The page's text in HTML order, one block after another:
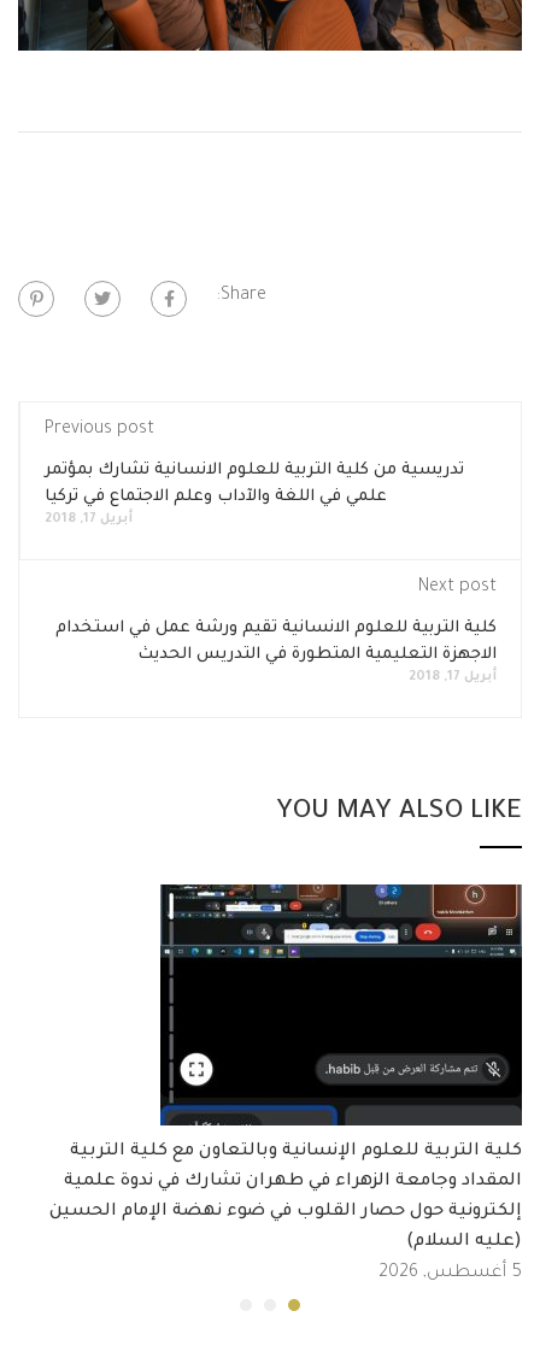
Share:
Previous post
تدريسية من كلية التربية للعلوم الانسانية تشارك بمؤتمر
علمي في اللغة والآداب وعلم الاجتماع في تركيا
أبريل 17, 2018
Next post
كلية التربية للعلوم الانسانية تقيم ورشة عمل في استخدام
الاجهزة التعليمية المتطورة في التدريس الحديث
أبريل 17, 2018
YOU MAY ALSO LIKE
كلية التربية للعلوم الإنسانية وبالتعاون مع كلية التربية
المقداد وجامعة الزهراء في طهران تشارك في ندوة علمية
إلكترونية حول حصار القلوب في ضوء نهضة الإمام الحسين
(عليه السلام)
5 أغسطس, 2026